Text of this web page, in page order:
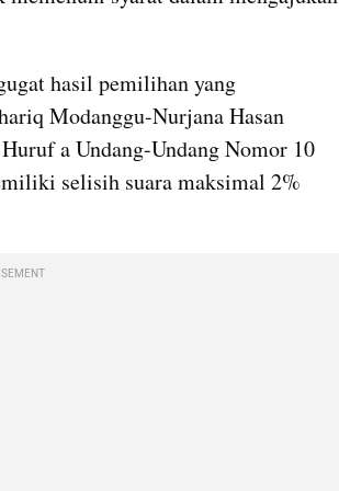
hasil pemilihan yang
Modanggu-Nurjana Hasan
a Undang-Undang Nomor 10
selisih suara maksimal 2%